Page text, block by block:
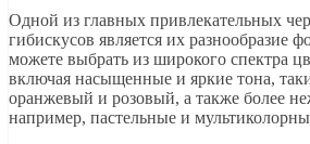
Одной из главных привлекательных
гибискусов является их разнообразие
можете выбрать из широкого спектра
включая насыщенные и яркие тона,
оранжевый и розовый, а также более
например, пастельные и